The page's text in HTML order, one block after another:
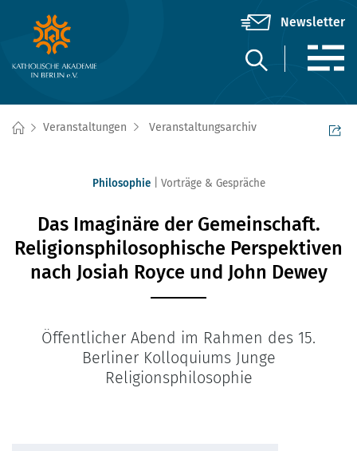
Veranstaltungen Veranstaltungsarchiv
Philosophie Vorträge & Gespräche
Das Imaginäre der Gemeinschaft.
Religionsphilosophische Perspektiven
nach Josiah Royce und John Dewey
Öffentlicher Abend im Rahmen des 15.
Berliner Kolloquiums Junge
Religionsphilosophie